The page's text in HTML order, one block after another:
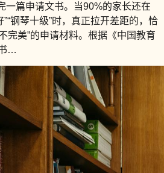
一篇申请文书。当90%的家长还在
”“钢琴十级”时，真正拉开差距的，恰
完美”的申请材料。根据《中国教育
…